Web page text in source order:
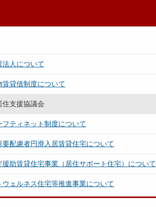
法人について
賃貸借制度について
住支援協議会
フティネット制度について
要配慮者円滑入居賃貸住宅について
援助賃貸住宅事業（居住サポート住宅）について
ウェルネス住宅等推進事業について